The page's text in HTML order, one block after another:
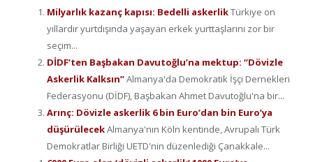
Milyarlık kazanç kapısı: Bedelli askerlikTürkiye on
yıllardır yurtdışında yaşayan erkek yurttaşlarını zor bir
seçim...
DİDF’ten Başbakan Davutoğlu’na mektup: “Dövizle
Askerlik Kalksın”Almanya'da Demokratik İşçi Dernekleri
Federasyonu (DİDF), Başbakan Ahmet Davutoğlu'na bir...
Arınç: Dövizle askerlik 6 bin Euro’dan bin Euro’ya
düşürülecekAlmanya'nın Köln kentinde, Avrupalı Türk
Demokratlar Birliği UETD'nin düzenlediği Çanakkale...